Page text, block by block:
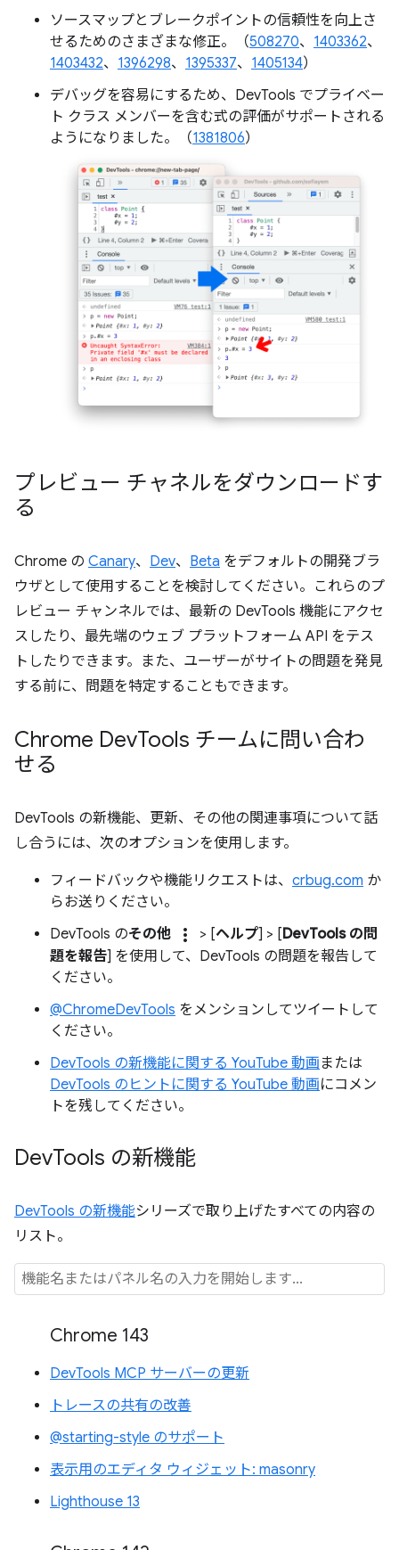
ソースマップとブレークポイントの信頼性を向上さ
せるためのさまざまな修正。（508270、 1403362、
1403432、 1396298、 1395337、 1405134）
デバッグを容易にするため、DevTools でプライベー
ト クラス メンバーを含む式の評価がサポートされる
ようになりました。（1381806）
プレビュー チャネルをダウンロードす
る
Chrome の Canary、 Dev、 Beta をデフォルトの開発ブラ
ウザとして使用することを検討してください。これらのプ
レビュー チャンネルでは、最新の DevTools 機能にアクセ
スしたり、最先端のウェブ プラットフォーム API をテス
トしたりできます。また、ユーザーがサイトの問題を発見
する前に、問題を特定することもできます。
Chrome DevTools チームに問い合わ
せる
DevTools の新機能、更新、その他の関連事項について話
し合うには、次のオプションを使用します。
フィードバックや機能リクエストは、 crbug.com か
らお送りください。
DevTools のその他 more_vert > [ヘルプ] > [DevTools の問
題を報告] を使用して、DevTools の問題を報告して
ください。
@ChromeDevTools をメンションしてツイートして
ください。
DevTools の新機能に関する YouTube 動画 または
DevTools のヒントに関する YouTube 動画にコメン
トを残してください。
DevTools の新機能
DevTools の新機能シリーズで取り上げたすべての内容の
リスト。
Chrome 143
DevTools MCP サーバーの更新
トレースの共有の改善
@starting-style のサポート
表示用のエディタ ウィジェット: masonry
Lighthouse 13